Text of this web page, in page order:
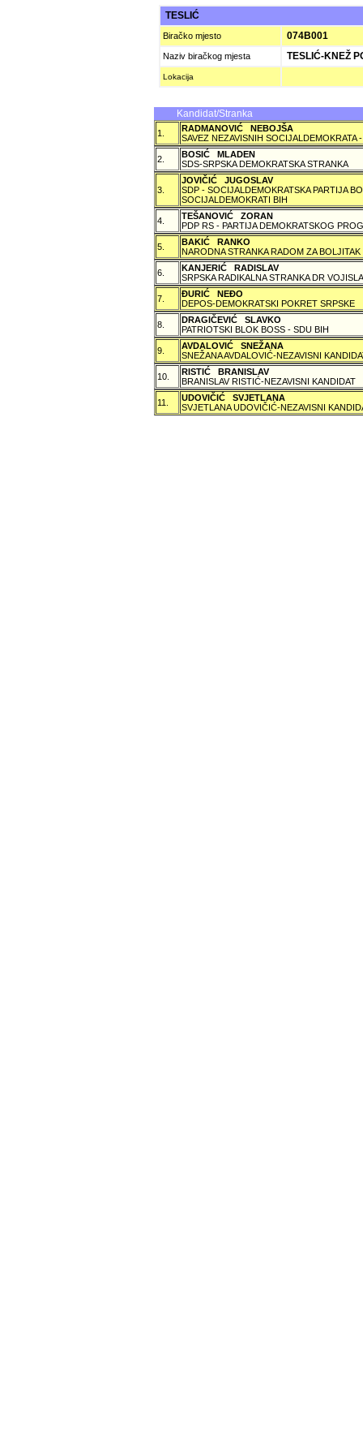
TESLIĆ
Biračko mjesto 074B001
Naziv biračkog mjesta TESLIĆ-KNEŽ
Lokacija
Kandidat/Stranka
1.
RADMANOVIĆ NEBOJŠA
SAVEZ NEZAVISNIH SOCIJALDEMOKRATA
2.
BOSIĆ MLADEN
SDS-SRPSKA DEMOKRATSKA STRANKA
3.
JOVIČIĆ JUGOSLAV
SDP - SOCIJALDEMOKRATSKA PARTIJA
SOCIJALDEMOKRATI BIH
4.
TEŠANOVIĆ ZORAN
PDP RS - PARTIJA DEMOKRATSKOG
5.
BAKIĆ RANKO
NARODNA STRANKA RADOM ZA BOLJITAK
6.
KANJERIĆ RADISLAV
SRPSKA RADIKALNA STRANKA DR
7.
ÐURIĆ NEÐO
DEPOS-DEMOKRATSKI POKRET SRPSKE
8.
DRAGIČEVIĆ SLAVKO
PATRIOTSKI BLOK BOSS - SDU BIH
9.
AVDALOVIĆ SNEŽANA
SNEŽANA AVDALOVIĆ-NEZAVISNI
10.
RISTIĆ BRANISLAV
BRANISLAV RISTIĆ-NEZAVISNI KANDIDAT
11.
UDOVIČIĆ SVJETLANA
SVJETLANA UDOVIČIĆ-NEZAVISNI